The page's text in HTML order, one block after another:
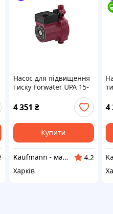
Насос для підвищення
тиску Forwater UPA 15-
130-Z з гайками New
4 351 ₴
Купити
Kaufmann - магазин сантехніки
4.2
Харків
4